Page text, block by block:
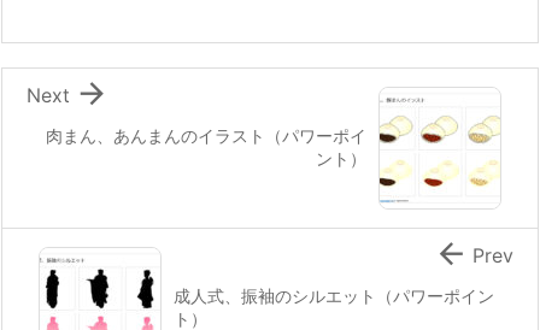
肉まん、あんまんのイラスト（パワーポイ
ント）

Next
成人式、振袖のシルエット（パワーポイン
ト）
 Prev